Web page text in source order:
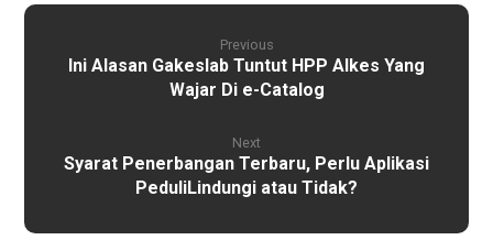
Previous
Ini Alasan Gakeslab Tuntut HPP Alkes Yang
Wajar Di e-Catalog
Next
Syarat Penerbangan Terbaru, Perlu Aplikasi
PeduliLindungi atau Tidak?